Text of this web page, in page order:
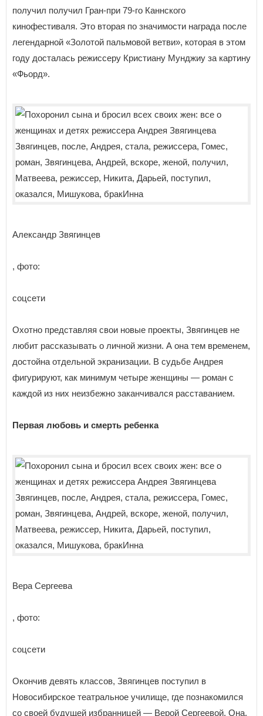
получил получил Гран-при 79-го Каннского
кинофестиваля. Это вторая по значимости награда после
легендарной «Золотой пальмовой ветви», которая в этом
году досталась режиссеру Кристиану Мунджиу за картину
«Фьорд».
Александр Звягинцев
, фото:
соцсети
Охотно представляя свои новые проекты, Звягинцев не
любит рассказывать о личной жизни. А она тем временем,
достойна отдельной экранизации. В судьбе Андрея
фигурируют, как минимум четыре женщины — роман с
каждой из них неизбежно заканчивался расставанием.
Первая любовь и смерть ребенка
Вера Сергеева
, фото:
соцсети
Окончив девять классов, Звягинцев поступил в
Новосибирское театральное училище, где познакомился
со своей будущей избранницей — Верой Сергеевой. Она,